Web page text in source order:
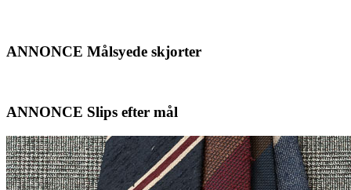
ANNONCE Målsyede skjorter
ANNONCE Slips efter mål